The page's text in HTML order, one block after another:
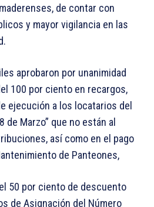
de contar con
y mayor vigilancia en las
aprobaron por unanimidad
100 por ciento en recargos,
ejecución a los locatarios del
de Marzo” que no están al
así como en el pago
de Panteones,
50 por ciento de descuento
de Asignación del Número